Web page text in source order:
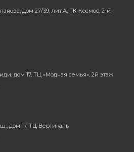
дом 27/39, лит.А, ТК Космос, 2-й
дом 17, ТЦ «Модная семья», 2й этаж
дом 17, ТЦ Вертикаль